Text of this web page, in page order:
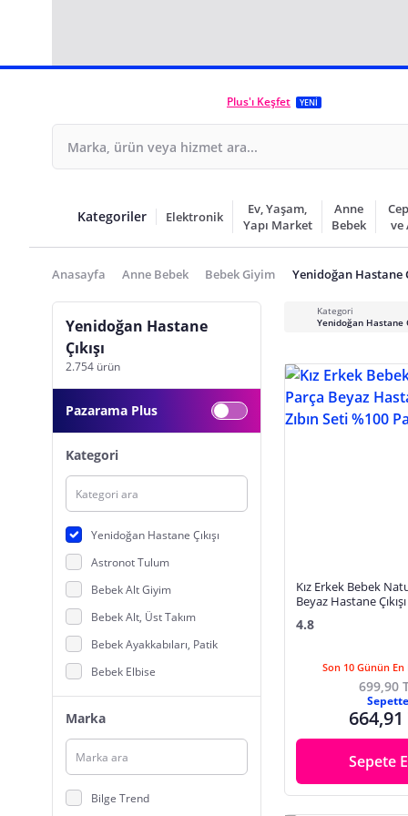
Plus'ı Keşfet YENİ
Kategoriler Elektronik
Ev, Yaşam,
Yapı Market
Anne
Bebek
ve
Anasayfa Anne Bebek Bebek Giyim Yenidoğan Hastane
Yenidoğan Hastane
Çıkışı
2.754 ürün
Pazarama Plus
Kategori
Yenidoğan Hastane Çıkışı
Astronot Tulum
Bebek Alt Giyim
Bebek Alt, Üst Takım
Bebek Ayakkabıları, Patik
Bebek Elbise
Bebek Eşofman
Bebek İç Giyim
Bebek Kravat, Papyon
Bebek Pijama, Pijama Takımı
Marka
Bilge Trend
Kategori
Yenidoğan Hastane
Kız Erkek Bebek
Beyaz Hastane
4.8
Son 10 Günün En
699,90
Sepette
664,91
Sepete